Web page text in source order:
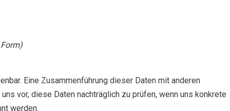
Eine Zusammenführung dieser Daten mit anderen
vor, diese Daten nachträglich zu prüfen, wenn uns konkrete
werden.